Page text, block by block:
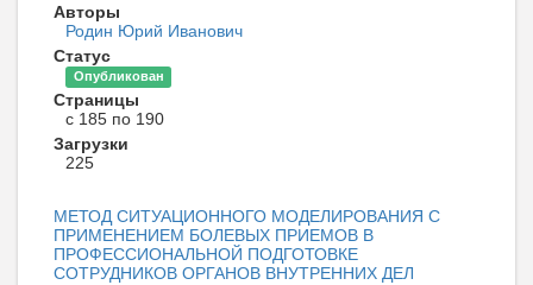
Авторы
Родин Юрий Иванович
Статус
Опубликован
Страницы
с 185 по 190
Загрузки
225
МЕТОД СИТУАЦИОННОГО МОДЕЛИРОВАНИЯ С
ПРИМЕНЕНИЕМ БОЛЕВЫХ ПРИЕМОВ В
ПРОФЕССИОНАЛЬНОЙ ПОДГОТОВКЕ
СОТРУДНИКОВ ОРГАНОВ ВНУТРЕННИХ ДЕЛ